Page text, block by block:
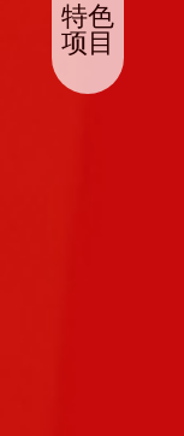
特色
项目